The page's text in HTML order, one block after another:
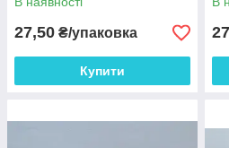
27,50 ₴/упаковка
Купити